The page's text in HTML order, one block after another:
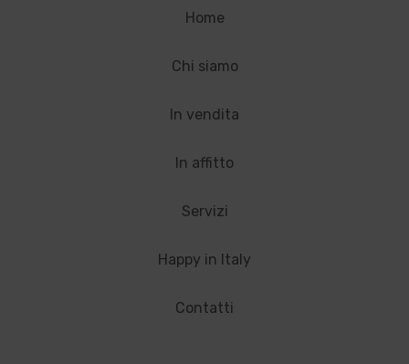
Home
Chi siamo
In vendita
In affitto
Servizi
Happy in Italy
Contatti